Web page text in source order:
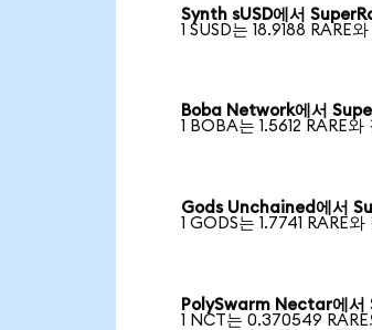
Synth sUSD에서
1 SUSD는 18.9188 RARE
Boba Network에서
1 BOBA는 1.5612 RARE와
Gods Unchained에서
1 GODS는 1.7741 RARE와
PolySwarm Nectar에서
1 NCT는 0.370549 RARE